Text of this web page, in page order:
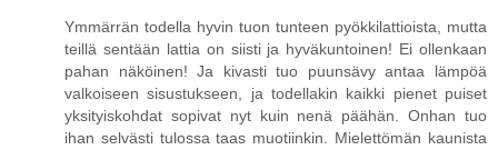
Ymmärrän todella hyvin tuon tunteen pyökkilattioista, mutta
teillä sentään lattia on siisti ja hyväkuntoinen! Ei ollenkaan
pahan näköinen! Ja kivasti tuo puunsävy antaa lämpöä
valkoiseen sisustukseen, ja todellakin kaikki pienet puiset
yksityiskohdat sopivat nyt kuin nenä päähän. Onhan tuo
ihan selvästi tulossa taas muotiinkin. Mielettömän kaunista